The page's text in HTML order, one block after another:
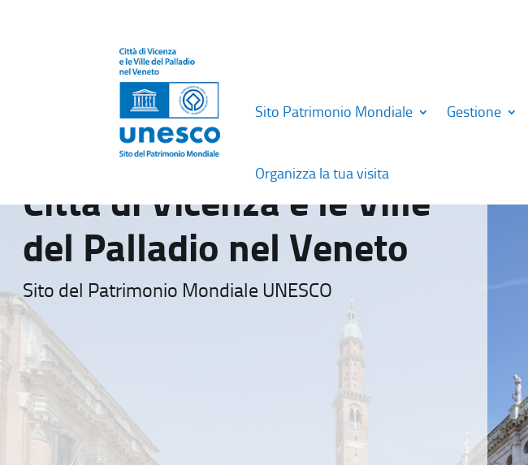
Sito Patrimonio Mondiale Gestione
Organizza la tua visita
Città di Vicenza e le Ville
del Palladio nel Veneto
Sito del Patrimonio Mondiale UNESCO